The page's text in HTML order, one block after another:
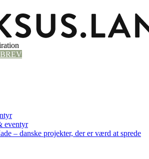
eventyr
– danske projekter, der er værd at sprede